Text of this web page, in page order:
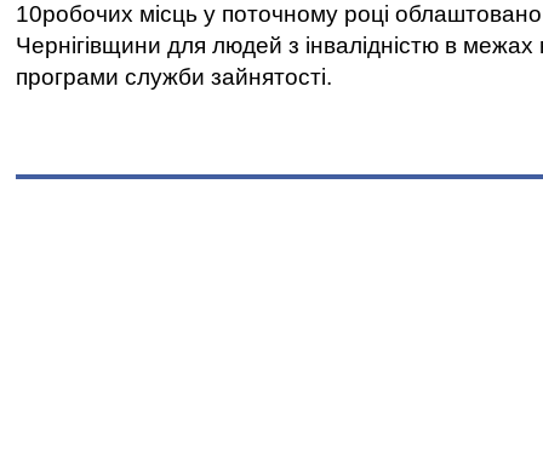
10робочих місць у поточному році
Чернігівщини для людей з інвалідністю в межах
програми служби зайнятості.